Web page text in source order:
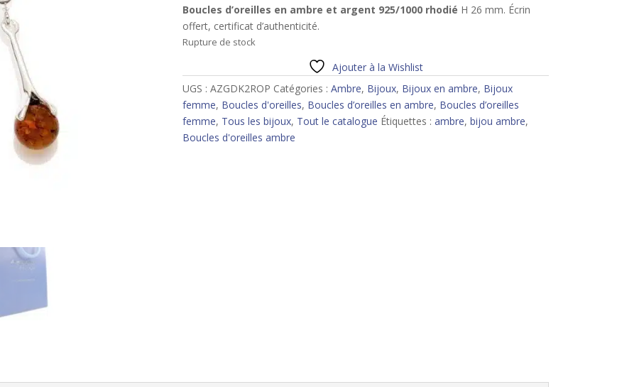
Boucles d’oreilles en ambre et argent 925/1000 rhodié H 26 mm. Écrin
offert, certificat d’authenticité.
Rupture de stock
Ajouter à la Wishlist
UGS : AZGDK2ROP Catégories : Ambre, Bijoux, Bijoux en ambre, Bijoux
femme, Boucles d'oreilles, Boucles d’oreilles en ambre, Boucles d’oreilles
femme, Tous les bijoux, Tout le catalogue Étiquettes : ambre, bijou ambre,
Boucles d'oreilles ambre